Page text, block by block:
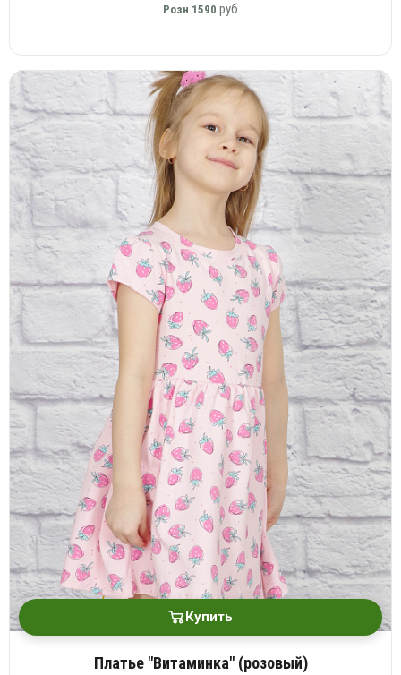
Розн 1590 руб
Купить
Платье "Витаминка" (розовый)